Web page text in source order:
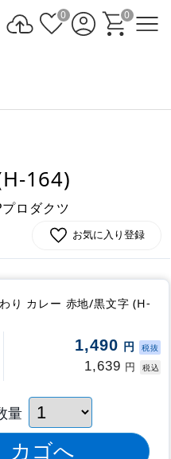
0 0
164)
ロダクツ
お気に入り登録
り カレー 赤地/黒文字 (H-
1,490 円 税抜
1,639 円 税込
量